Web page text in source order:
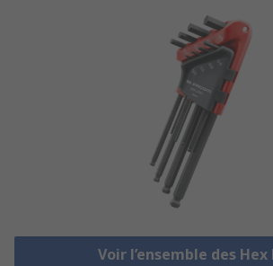
Voir l’ensemble des Hex